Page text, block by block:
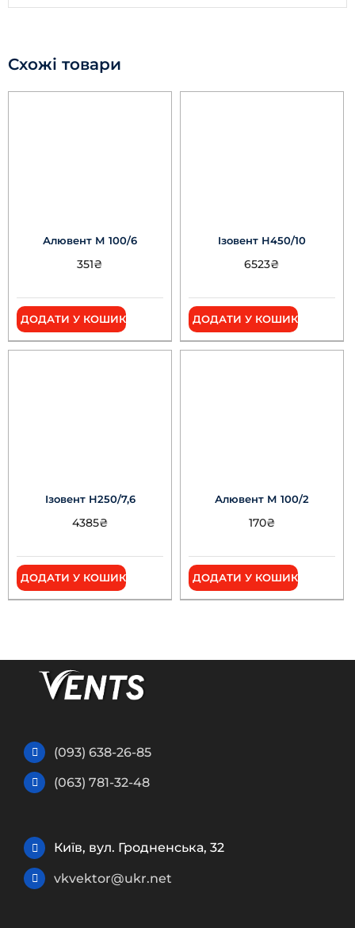
Схожі товари
Алювент М 100/6
351₴
ДОДАТИ У КОШИК
Ізовент Н450/10
6523₴
ДОДАТИ У КОШИК
Ізовент Н250/7,6
4385₴
ДОДАТИ У КОШИК
Алювент М 100/2
170₴
ДОДАТИ У КОШИК
(093) 638-26-85
(063) 781-32-48
Київ, вул. Гродненська, 32
vkvektor@ukr.net